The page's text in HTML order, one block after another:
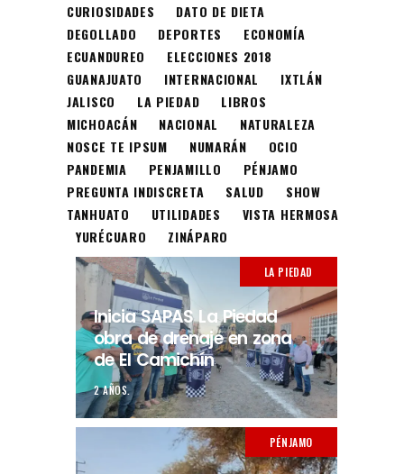
CURIOSIDADES
DATO DE DIETA
DEGOLLADO
DEPORTES
ECONOMÍA
ECUANDUREO
ELECCIONES 2018
GUANAJUATO
INTERNACIONAL
IXTLÁN
JALISCO
LA PIEDAD
LIBROS
MICHOACÁN
NACIONAL
NATURALEZA
NOSCE TE IPSUM
NUMARÁN
OCIO
PANDEMIA
PENJAMILLO
PÉNJAMO
PREGUNTA INDISCRETA
SALUD
SHOW
TANHUATO
UTILIDADES
VISTA HERMOSA
YURÉCUARO
ZINÁPARO
LA PIEDAD
Inicia SAPAS La Piedad
obra de drenaje en zona
de El Camichín
2 AÑOS.
PÉNJAMO